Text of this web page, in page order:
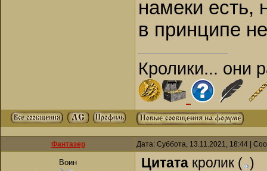
намеки есть,
в принципе
Кролики... они
Фантазер Дата: Суббота, 13.11.2021, 18:44 |
Воин Цитата кролик ( )